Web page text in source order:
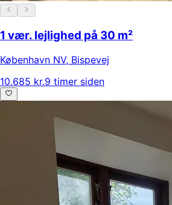
1 vær. lejlighed på 30 m²
København NV, Bispevej
10.685 kr.9 timer siden